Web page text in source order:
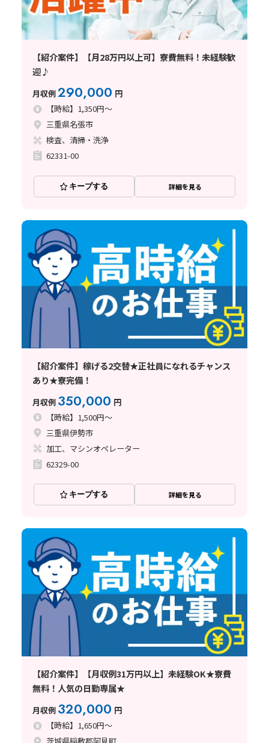
【紹介案件】【月28万円以上可】寮費無料！未経験歓
迎♪
月収例290,000 円
【時給】1,350円～
三重県名張市
検査、清掃・洗浄
62331-00
キープする 詳細を見る
【紹介案件】稼げる2交替★正社員になれるチャンス
あり★寮完備！
月収例 350,000 円
【時給】1,500円～
三重県伊勢市
加工、マシンオペレーター
62329-00
キープする 詳細を見る
【紹介案件】【月収例31万円以上】未経験OK★寮費
無料！人気の日勤専属★
月収例 320,000 円
【時給】1,650円～